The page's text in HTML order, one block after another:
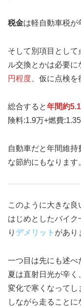
税金は軽自動車税が
そして別項目として
ル交換とかは必要
円程度 、仮に点検
総合すると年間約
険料:1.9万+燃費
自動車だと年間維
な節約にもなります
このように大きな
はじめとしたバイク
り デメリット があり
一つ目は先にも述べ
夏は直射日光が辛
変化で寒くなってし
しながら走ることに